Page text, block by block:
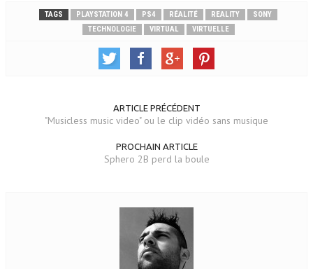
TAGS PLAYSTATION 4 PS4 RÉALITÉ REALITY
SONY
TECHNOLOGIE
VIRTUAL VIRTUELLE
ARTICLE PRÉCÉDENT
"Musicless music video" ou le clip vidéo sans musique
PROCHAIN ARTICLE
Sphero 2B perd la boule